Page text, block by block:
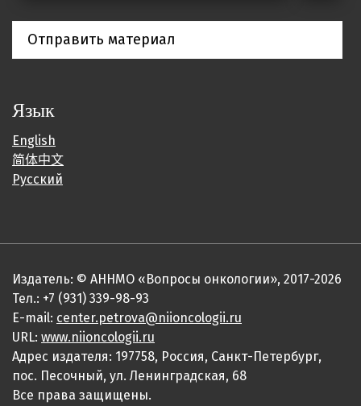
Отправить материал
Язык
English
简体中文
Русский
Издатель: © АННМО «Вопросы онкологии», 2017-2026
Тел.: +7 (931) 339-98-93
E-mail: center.petrova@niioncologii.ru
URL: www.niioncologii.ru
Адрес издателя: 197758, Россия, Санкт-Петербург,
пос. Песочный, ул. Ленинградская, 68
Все права защищены.